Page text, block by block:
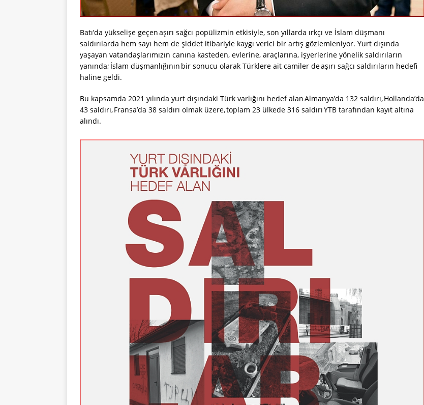
Batı’da yükselişe geçen aşırı sağcı popülizmin etkisiyle, son yıllarda ırkçı ve İslam düşmanı
saldırılarda hem sayı hem de şiddet itibariyle kaygı verici bir artış gözlemleniyor. Yurt dışında
yaşayan vatandaşlarımızın canına kasteden, evlerine, araçlarına, işyerlerine yönelik saldırıların
yanında; İslam düşmanlığının bir sonucu olarak Türklere ait camiler de aşırı sağcı saldırıların hedefi
haline geldi.
Bu kapsamda 2021 yılında yurt dışındaki Türk varlığını hedef alan Almanya’da 132 saldırı, Hollanda’da
43 saldırı, Fransa’da 38 saldırı olmak üzere, toplam 23 ülkede 316 saldırı YTB tarafından kayıt altına
alındı.